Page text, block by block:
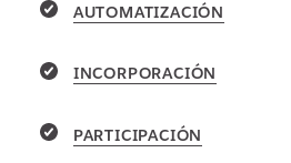
AUTOMATIZACIÓN
INCORPORACIÓN
PARTICIPACIÓN